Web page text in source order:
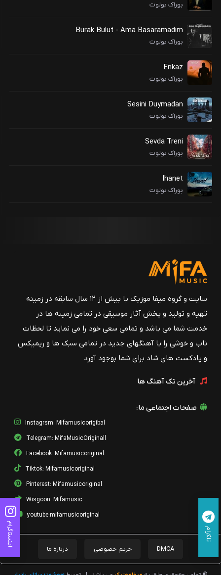
بوراک بولوت
Burak Bulut - Ama Basaramadim
بوراک بولوت
Enkaz
بوراک بولوت
Sesini Duymadan
بوراک بولوت
Sevda Treni
بوراک بولوت
Ihanet
بوراک بولوت
سایت و گروه میفا موزیک با بیش از ۱۲ سال سابقه در زمینه
تهیه و تولید و پخش آثار موسیقی در تمامی زمینه ها در
خدمت شما می باشد و تمامی سعی خود را می نماید تا لحظات
ناب و خوشی را با آهنگهای جدید در تمامی سبک ها و ریمیکس
و پادکست های شاد برای شما بوجود آورد
آخرین تک آهنگ ها
صفحات اجتماعی ما:
Instagrsm: Mifamusicorigibal
Telegram: MifaMusicOriginall
Facebook: Mifamusicoriginal
Tiktok: Mifamusicoriginal
Pinterest: Mifamusicoriginal
Wisgoon: Mifamusic
youtube:mifamusicoriginal
DMCA حریم خصوصی درباره ما
اینستاگرام تلگرام